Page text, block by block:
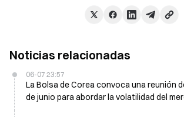
Noticias relacionadas
06-07 23:57
La Bolsa de Corea convoca una reunión
de junio para abordar la volatilidad del